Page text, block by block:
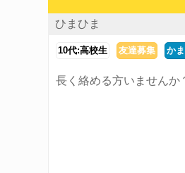
ひまひま
10代:高校生 友達募集 か
長く絡める方いませんか